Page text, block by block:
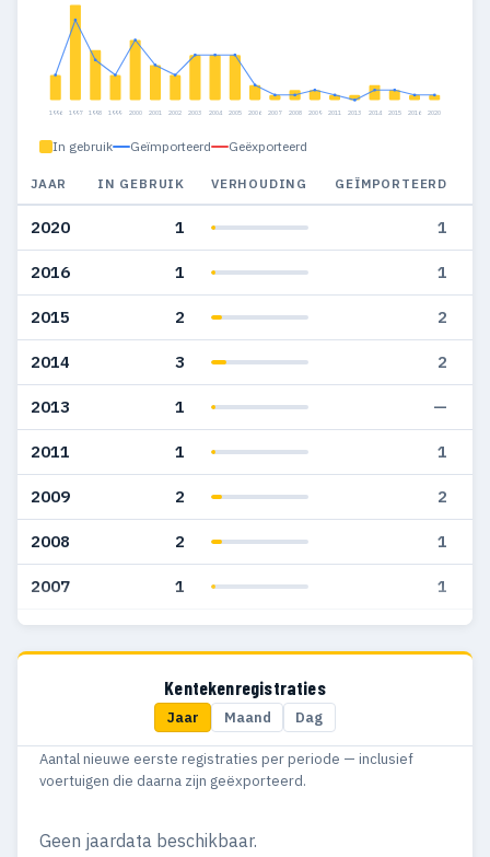
1996 1997 1998 1999 2000 2001 2002 2003 2004 2005 2006 2007 2008 2009 2011 2013 2014 2015 2016 2020
In gebruik Geïmporteerd Geëxporteerd
JAAR IN GEBRUIK VERHOUDING GEÏMPORTEERD
2020 1 1
2016 1 1
2015 2 2
2014 3 2
2013 1 —
2011 1 1
2009 2 2
2008 2 1
2007 1 1
2006 3 3
9
2003 9
Kentekenregistraties
Jaar Maand Dag
Aantal nieuwe eerste registraties per periode — inclusief
voertuigen die daarna zijn geëxporteerd.
Geen jaardata beschikbaar.